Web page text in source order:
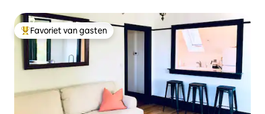
Topfavoriet van gasten
Favoriet van gasten